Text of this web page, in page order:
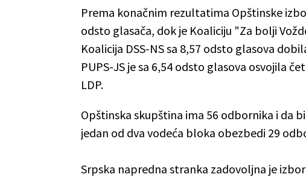
Prema konačnim rezultatima Opštinske
odsto glasača, dok je Koaliciju "Za bolji
Koalicija DSS-NS sa 8,57 odsto glasova
PUPS-JS je sa 6,54 odsto glasova osvojila
LDP.
Opštinska skupština ima 56 odbornika i da
jedan od dva vodeća bloka obezbedi 29
Srpska napredna stranka zadovoljna je